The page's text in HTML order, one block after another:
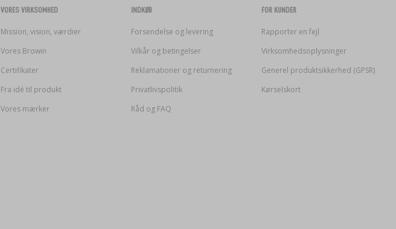
VORES VIRKSOMHED
Mission, vision, værdier
Vores Browin
Certifikater
Fra idé til produkt
Vores mærker
INDKØB
Forsendelse og levering
Vilkår og betingelser
Reklamationer og returnering
Privatlivspolitik
Råd og FAQ
FOR KUNDER
Rapporter en fejl
Virksomhedsoplysninger
Generel produktsikkerhed (GPSR)
Kørselskort